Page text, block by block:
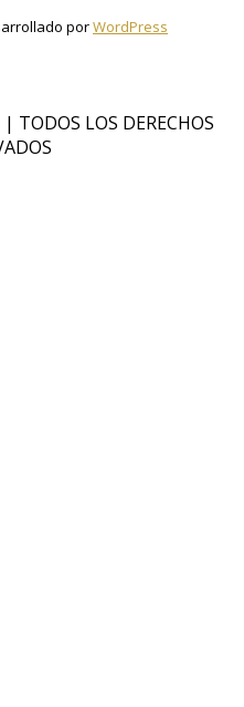
porWordPress
TODOS LOS DERECHOS